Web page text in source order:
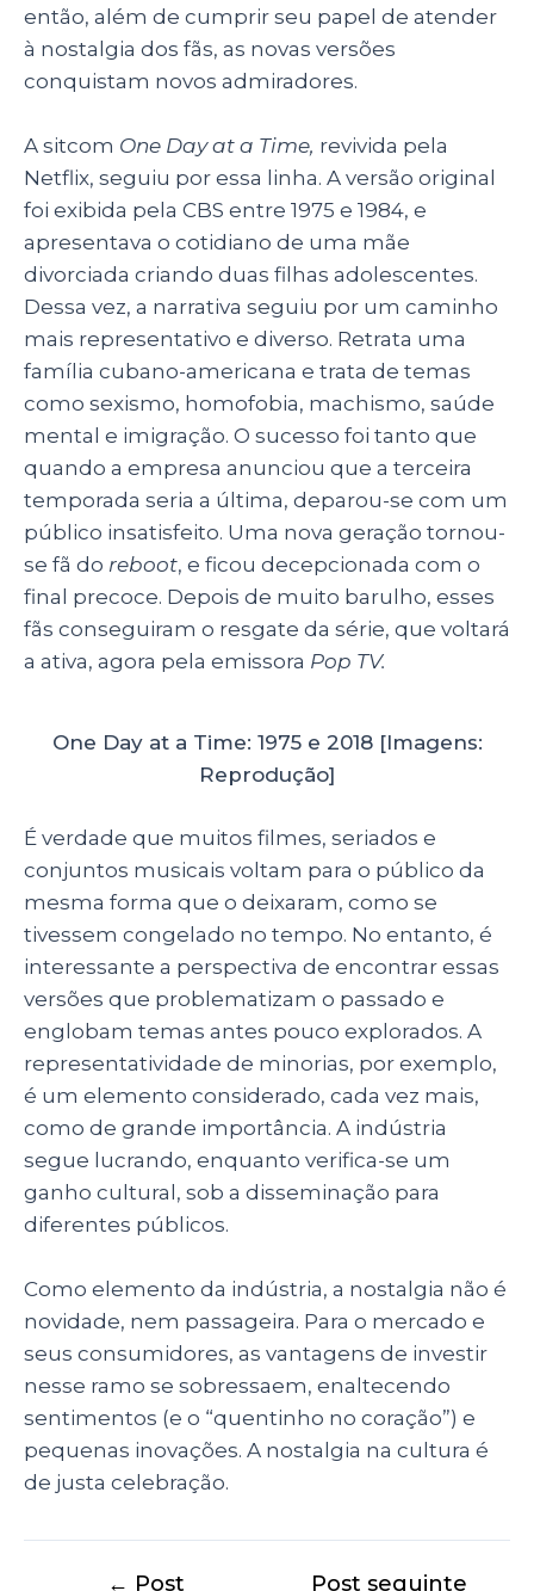
então, além de cumprir seu papel de atender
à nostalgia dos fãs, as novas versões
conquistam novos admiradores.
A sitcom One Day at a Time, revivida pela
Netflix, seguiu por essa linha. A versão original
foi exibida pela CBS entre 1975 e 1984, e
apresentava o cotidiano de uma mãe
divorciada criando duas filhas adolescentes.
Dessa vez, a narrativa seguiu por um caminho
mais representativo e diverso. Retrata uma
família cubano-americana e trata de temas
como sexismo, homofobia, machismo, saúde
mental e imigração. O sucesso foi tanto que
quando a empresa anunciou que a terceira
temporada seria a última, deparou-se com um
público insatisfeito. Uma nova geração tornou-
se fã do reboot, e ficou decepcionada com o
final precoce. Depois de muito barulho, esses
fãs conseguiram o resgate da série, que voltará
a ativa, agora pela emissora Pop TV.
One Day at a Time: 1975 e 2018 [Imagens:
Reprodução]
É verdade que muitos filmes, seriados e
conjuntos musicais voltam para o público da
mesma forma que o deixaram, como se
tivessem congelado no tempo. No entanto, é
interessante a perspectiva de encontrar essas
versões que problematizam o passado e
englobam temas antes pouco explorados. A
representatividade de minorias, por exemplo,
é um elemento considerado, cada vez mais,
como de grande importância. A indústria
segue lucrando, enquanto verifica-se um
ganho cultural, sob a disseminação para
diferentes públicos.
Como elemento da indústria, a nostalgia não é
novidade, nem passageira. Para o mercado e
seus consumidores, as vantagens de investir
nesse ramo se sobressaem, enaltecendo
sentimentos (e o “quentinho no coração”) e
pequenas inovações. A nostalgia na cultura é
de justa celebração.
← Post Post seguinte